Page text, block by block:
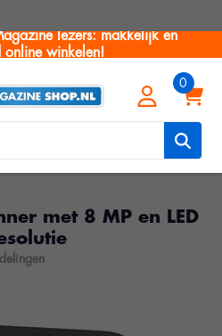
lezers: makkelijk en
online winkelen!
met 8 MP en LED
is0van de 5